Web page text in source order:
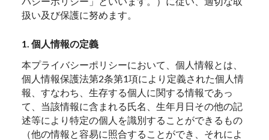
扱い及び保護に努めます。
1. 個人情報の定義
本プライバシーポリシーにおいて、個人情報とは、
個人情報保護法第2条第1項により定義された個人情
報、すなわち、生存する個人に関する情報であっ
て、当該情報に含まれる氏名、生年月日その他の記
述等により特定の個人を識別することができるもの
（他の情報と容易に照合することができ、それによ